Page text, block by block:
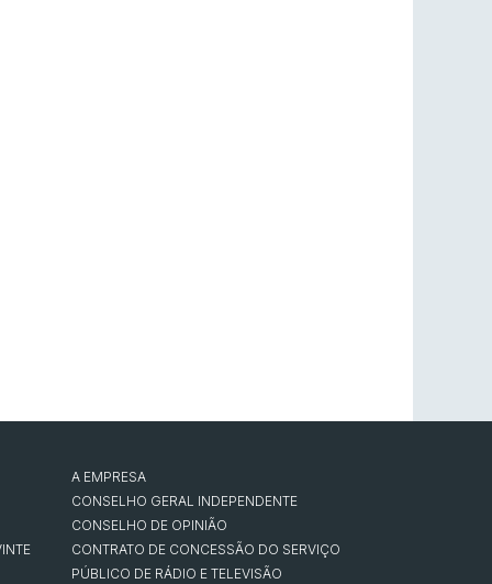
A EMPRESA
CONSELHO GERAL INDEPENDENTE
CONSELHO DE OPINIÃO
CONTRATO DE CONCESSÃO DO SERVIÇO
PÚBLICO DE RÁDIO E TELEVISÃO